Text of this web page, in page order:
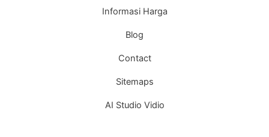
Informasi Harga
Blog
Contact
Sitemaps
AI Studio Vidio